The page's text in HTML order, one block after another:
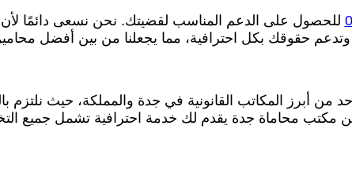
للحصول على الدعم المناسب لقضيتك. نحن نسعى دائمًا لأن
حقوقك بكل احترافية، مما يجعلنا من بين أفضل
من أبرز المكاتب القانونية في جدة والمملكة، حيث نلتزم
عن مكتب محاماة جدة يقدم لك خدمة احترافية تشمل جميع